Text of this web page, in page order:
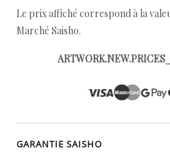
Le prix affiché correspond à la
Marché Saisho.
GARANTIE SAISHO